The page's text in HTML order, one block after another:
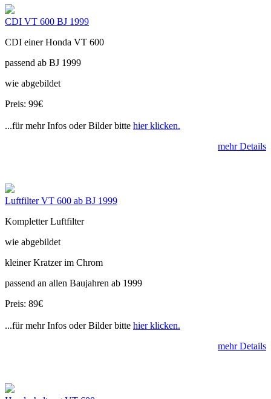
CDI VT 600 BJ 1999
CDI einer Honda VT 600
passend ab BJ 1999
wie abgebildet
Preis: 99€
...für mehr Infos oder Bilder bitte hier klicken.
mehr Details
Luftfilter VT 600 ab BJ 1999
Kompletter Luftfilter
wie abgebildet
kleiner Kratzer im Chrom
passend an allen Baujahren ab 1999
Preis: 89€
...für mehr Infos oder Bilder bitte hier klicken.
mehr Details